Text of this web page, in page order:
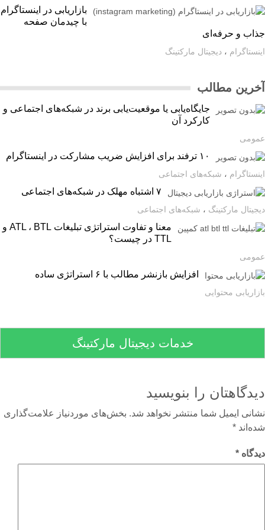
بازاریابی در اینستاگرام
با چیدمان صفحه
و حرفه‌ای
،دیجیتال مارکتینگ
مطالب
جایگاه‌یابی یا موقعیت‌یابی برند در شبکه‌های اجتماعی و
کارکرد آن
۱۰ ترفند برای افزایش ضریب مشارکت در اینستاگرام
،شبکه‌های اجتماعی
مارکتینگ،شبکه‌های اجتماعی
معنا و تفاوت استراتژی تبلیغات ATL ، BTL و
TTL در چیست؟
افزایش بازنشر مطالب با ۶ استراتژی ساده
محتوایی
خدمات دیجیتال مارکتینگ
را بنویسید
ایمیل شما منتشر نخواهد شد. بخش‌های موردنیاز علامت‌گذاری
*
*